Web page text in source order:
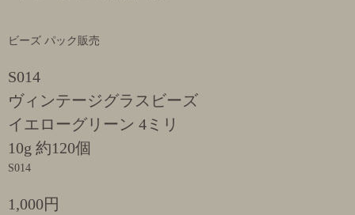
ビーズ パック販売
S014
ヴィンテージグラスビーズ
イエローグリーン 4ミリ
10g 約120個
S014
1,000円